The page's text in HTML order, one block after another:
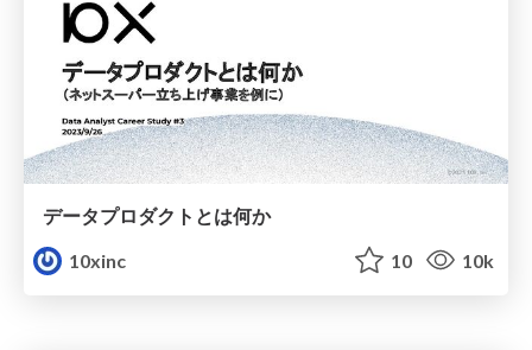
データプロダクトとは何か
10xinc
10 10k